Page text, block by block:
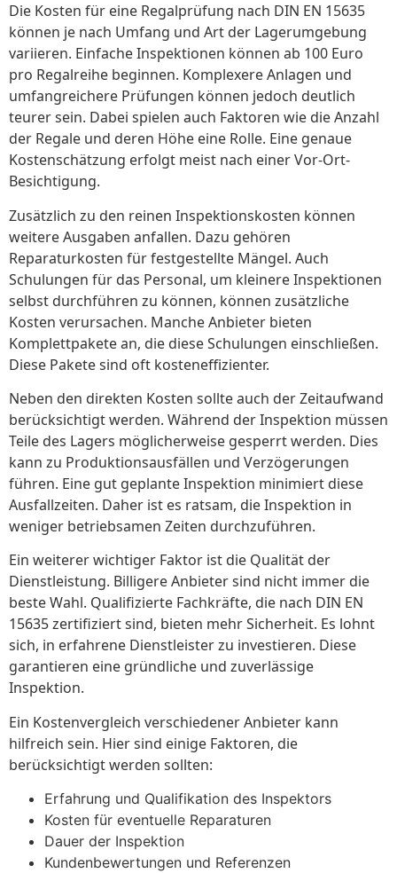
Die Kosten für eine Regalprüfung nach DIN EN 15635
können je nach Umfang und Art der Lagerumgebung
variieren. Einfache Inspektionen können ab 100 Euro
pro Regalreihe beginnen. Komplexere Anlagen und
umfangreichere Prüfungen können jedoch deutlich
teurer sein. Dabei spielen auch Faktoren wie die Anzahl
der Regale und deren Höhe eine Rolle. Eine genaue
Kostenschätzung erfolgt meist nach einer Vor-Ort-
Besichtigung.
Zusätzlich zu den reinen Inspektionskosten können
weitere Ausgaben anfallen. Dazu gehören
Reparaturkosten für festgestellte Mängel. Auch
Schulungen für das Personal, um kleinere Inspektionen
selbst durchführen zu können, können zusätzliche
Kosten verursachen. Manche Anbieter bieten
Komplettpakete an, die diese Schulungen einschließen.
Diese Pakete sind oft kosteneffizienter.
Neben den direkten Kosten sollte auch der Zeitaufwand
berücksichtigt werden. Während der Inspektion müssen
Teile des Lagers möglicherweise gesperrt werden. Dies
kann zu Produktionsausfällen und Verzögerungen
führen. Eine gut geplante Inspektion minimiert diese
Ausfallzeiten. Daher ist es ratsam, die Inspektion in
weniger betriebsamen Zeiten durchzuführen.
Ein weiterer wichtiger Faktor ist die Qualität der
Dienstleistung. Billigere Anbieter sind nicht immer die
beste Wahl. Qualifizierte Fachkräfte, die nach DIN EN
15635 zertifiziert sind, bieten mehr Sicherheit. Es lohnt
sich, in erfahrene Dienstleister zu investieren. Diese
garantieren eine gründliche und zuverlässige
Inspektion.
Ein Kostenvergleich verschiedener Anbieter kann
hilfreich sein. Hier sind einige Faktoren, die
berücksichtigt werden sollten:
Erfahrung und Qualifikation des Inspektors
Kosten für eventuelle Reparaturen
Dauer der Inspektion
Kundenbewertungen und Referenzen